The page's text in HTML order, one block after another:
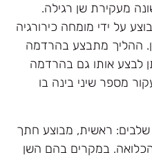
מעקירת שן רגילה.
על ידי מומחה כירורגיה
ההליך מתבצע בהרדמה
לבצע אותו גם בהרדמה
מספר שיני בינה בו
שלבים: ראשית, מבוצע חתך
במקרים בהם השן